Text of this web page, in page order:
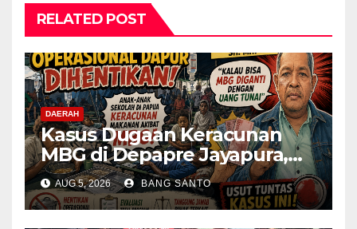
RELATED POST
DAERAH
Kasus Dugaan Keracunan
MBG di Depapre Jayapura,
Aktivis Papua Minta
Operasional Dapur
Dihentikan & Evaluasi
AUG 5, 2026 BANG SANTO